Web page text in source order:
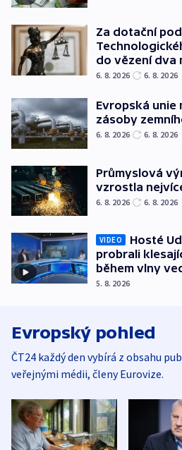
Za dotační
do vězení dva
6. 8. 2026 6. 8. 2026
Evropská unie
zásoby
6. 8. 2026 6. 8. 2026
Průmyslová
vzrostla
6. 8. 2026 6. 8. 2026
VIDEO
Hosté
probrali
během vlny
5. 8. 2026
Evropský pohled
ČT24 každý den vybírá z obsahu
veřejnými médii, členy Eurovize.